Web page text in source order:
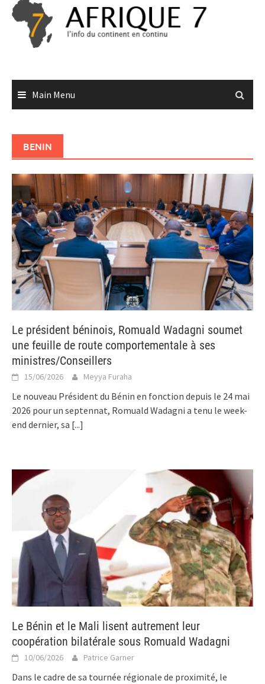
Skip
content
Main Menu
BENIN
Le président béninois, Romuald Wadagni soumet
une feuille de route comportementale à ses
ministres/Conseillers
15/06/2026 Meyya Furaha
Le nouveau Président du Bénin en fonction depuis le 24 mai
2026 pour un septennat, Romuald Wadagni a tenu le week-
end dernier, sa [...]
Le Bénin et le Mali lisent autrement leur
coopération bilatérale sous Romuald Wadagni
10/06/2026 Patrice Garner
Dans le cadre de sa tournée régionale de proximité, le